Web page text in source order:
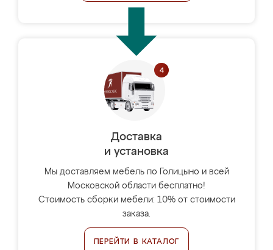
Доставка
и установка
Мы доставляем мебель по Голицыно и всей
Московской области бесплатно!
Стоимость сборки мебели: 10% от стоимости
заказа.
ПЕРЕЙТИ В КАТАЛОГ